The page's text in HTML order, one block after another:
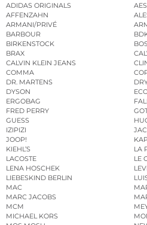
ADIDAS ORIGINALS
AFFENZAHN
ARMANI/PRIVÉ
BARBOUR
BIRKENSTOCK
BRAX
CALVIN KLEIN JEANS
COMMA
DR. MARTENS
DYSON
ERGOBAG
FRED PERRY
GUESS
IZIPIZI
JOOP!
KIEHL’S
LA
LACOSTE
LE
LENA HOSCHEK
LIEBESKIND BERLIN
MAC
MARC JACOBS
MCM
MICHAEL KORS